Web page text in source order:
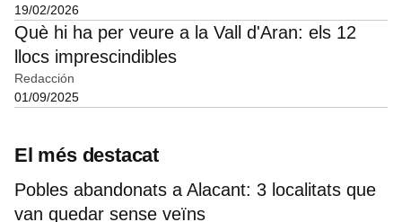
19/02/2026
Què hi ha per veure a la Vall d'Aran: els 12
llocs imprescindibles
Redacción
01/09/2025
El més destacat
Pobles abandonats a Alacant: 3 localitats que
van quedar sense veïns